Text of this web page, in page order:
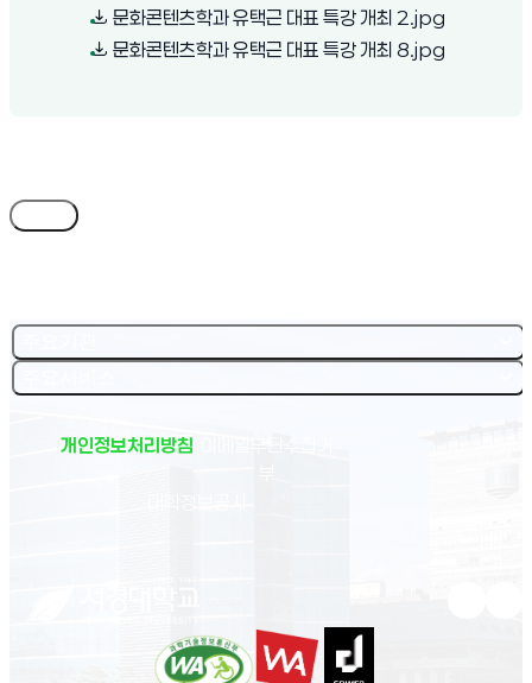
문화콘텐츠학과 유택근 대표 특강 개최 2.jpg
문화콘텐츠학과 유택근 대표 특강 개최 8.jpg
개인정보처리방침